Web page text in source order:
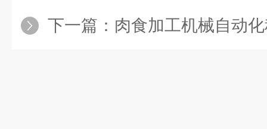
下一篇： 肉食加工机械自动化